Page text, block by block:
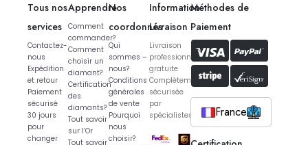
Tous nos
services
Contactez-
nous
Expédition
et retour
Paiement
sécurisé
30 jours
pour
changer
Apprendre
Comment
commander?
Comment
choisir un
diamant?
Certification
des
diamants?
Tout savoir
sur l’Or
Tout savoir
Nos
coordonnés
Qui
sommes –
nous?
Conditions
générales
de vente
Pourquoi
nous
choisir?
Information
Livraison
Livraison
professionnelle
gratuite
Complètement
sécurisée
par
spécialistes
Méthodes de
Paiement
France